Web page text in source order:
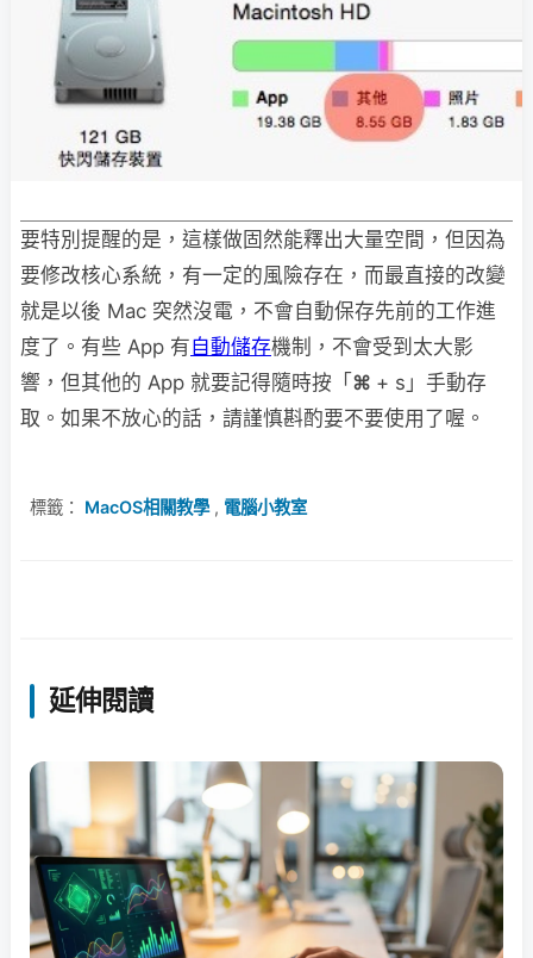
要特別提醒的是，這樣做固然能釋出大量空間，但因為
要修改核心系統，有一定的風險存在，而最直接的改變
就是以後 Mac 突然沒電，不會自動保存先前的工作進
度了。有些 App 有自動儲存機制，不會受到太大影
響，但其他的 App 就要記得隨時按「 ⌘ + s」手動存
取。如果不放心的話，請謹慎斟酌要不要使用了喔。
標籤： MacOS相關教學, 電腦小教室
延伸閱讀